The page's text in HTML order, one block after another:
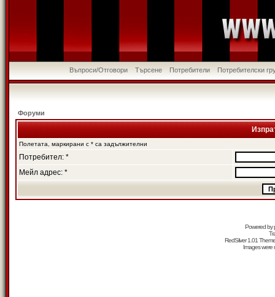
Въпроси/Отговори Търсене Потребители Потребителски
Форуми
Полетата, маркирани с * са задължителни
Потребител: *
Мейл адрес: *
Powered by
RedSilver 1.01
Images were